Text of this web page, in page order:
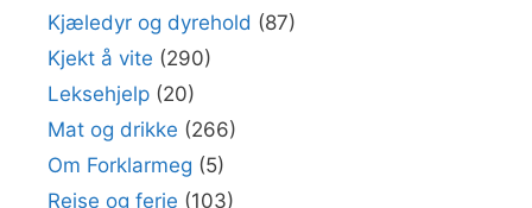
Kjæledyr og dyrehold (87)
Kjekt å vite (290)
Leksehjelp (20)
Mat og drikke (266)
Om Forklarmeg (5)
Reise og ferie (103)